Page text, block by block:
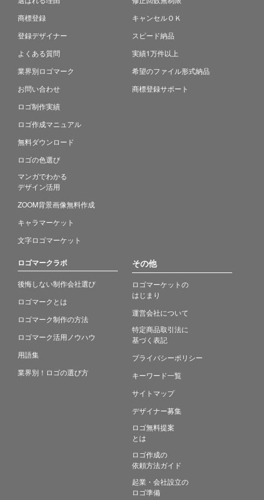
商標登録
登録デザイナー
よくある質問
業界別ロゴマーク
お問い合わせ
ロゴ制作実績
ロゴ作成マニュアル
無料ダウンロード
ロゴの色選び
マンガでわかる
デザイン活用
ZOOM背景画像無料作成
キャラマーケット
文字ロゴマーケット
キャンセルＯＫ
スピード納品
実績1万件以上
希望のファイル形式納品
商標登録サポート
ロゴマークラボ
後悔しない制作会社選び
ロゴマークとは
ロゴマーク制作の方法
ロゴマーク活用ノウハウ
用語集
業界別！ロゴの選び方
その他
ロゴマーケットの
はじまり
運営会社について
特定商品取引法に
基づく表記
プライバシーポリシー
キーワード一覧
サイトマップ
デザイナー募集
ロゴ無料提案
とは
ロゴ作成の
依頼方法ガイド
起業・会社設立の
ロゴ準備